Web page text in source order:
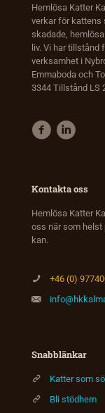
Hemlösa Katter
verkar för kattens
skadade,
liv. Vi har
verksamhet i
Emmaboda och
3344 Tillstånd LS
Kontakta oss
Hemlösa Katter
oss när som helst
kan.
+46 (0)
Snabblänkar
Katter som
Bli stödhem